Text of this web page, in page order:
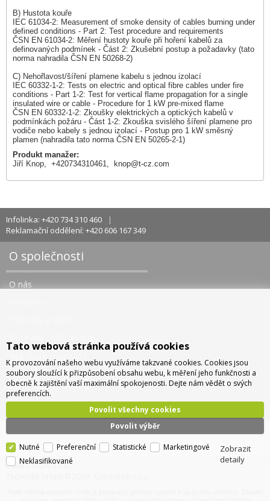
B) Hustota kouře
IEC 61034-2: Measurement of smoke density of cables burning under
defined conditions - Part 2: Test procedure and requirements
ČSN EN 61034-2: Měření hustoty kouře při hoření kabelů za
definovaných podmínek - Část 2: Zkušební postup a požadavky (tato
norma nahradila ČSN EN 50268-2)
C) Nehořlavost/šíření plamene kabelu s jednou izolací
IEC 60332-1-2: Tests on electric and optical fibre cables under fire
conditions - Part 1-2: Test for vertical flame propagation for a single
insulated wire or cable - Procedure for 1 kW pre-mixed flame
ČSN EN 60332-1-2: Zkoušky elektrických a optických kabelů v
podmínkách požáru - Část 1-2: Zkouška svislého šíření plamene pro
vodiče nebo kabely s jednou izolací - Postup pro 1 kW směsný
plamen (nahradila tato norma ČSN EN 50265-2-1)
Produkt manažer:
Jiří Knop, +420734310461,
knop@t-cz.com
Infolinka: +420 734 310 460
Reklamační oddělení: +420 606 167 349
O společnosti
O nás
Jak nakupovat
Obchodní podmínky
Správa cookies
TOMI Czech, s.r.o.
Tato webová stránka používá cookies
K provozování našeho webu využíváme takzvané cookies. Cookies jsou
soubory sloužící k přizpůsobení obsahu webu, k měření jeho funkčnosti a
obecně k zajištění vaší maximální spokojenosti. Dejte nám vědět o svých
preferencích.
Povolit výběr
Povolit všechny cookies
Nutné Preferenční Statistické
Marketingové
Neklasifikované
Zobrazit
detaily